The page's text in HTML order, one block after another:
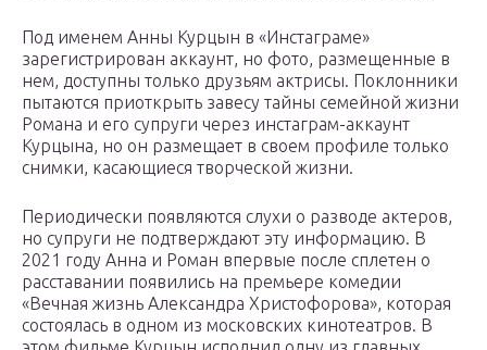
Под именем Анны Курцын в «Инстаграме»
зарегистрирован аккаунт, но фото, размещенные в
нем, доступны только друзьям актрисы. Поклонники
пытаются приоткрыть завесу тайны семейной жизни
Романа и его супруги через инстаграм-аккаунт
Курцына, но он размещает в своем профиле только
снимки, касающиеся творческой жизни.
Периодически появляются слухи о разводе актеров,
но супруги не подтверждают эту информацию. В
2021 году Анна и Роман впервые после сплетен о
расставании появились на премьере комедии
«Вечная жизнь Александра Христофорова», которая
состоялась в одном из московских кинотеатров. В